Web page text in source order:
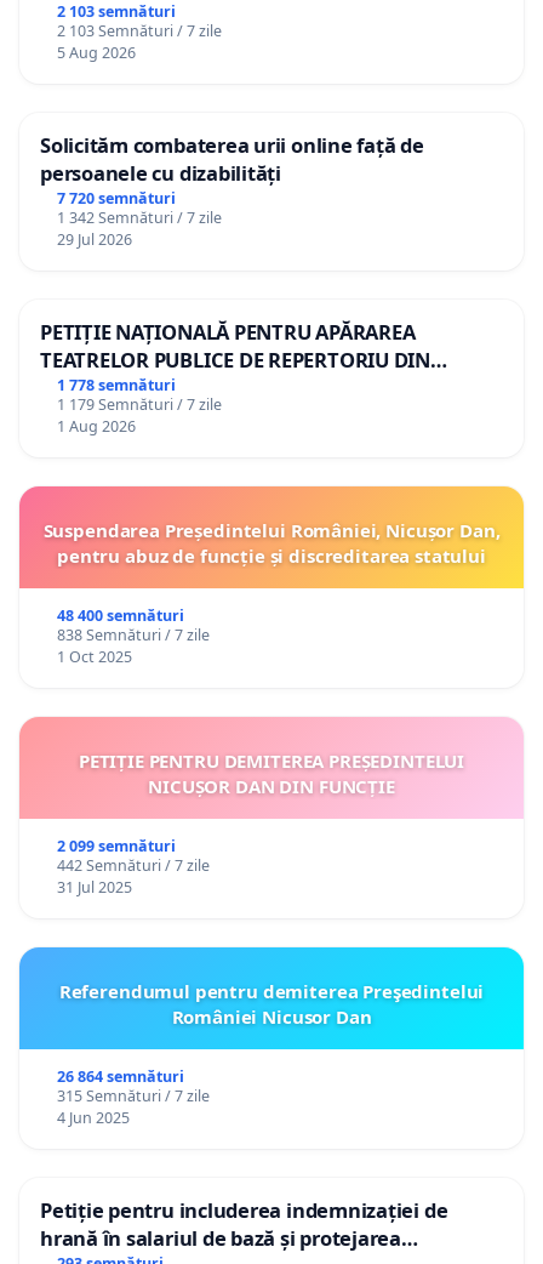
2 103 semnături
2 103 Semnături / 7 zile
5 Aug 2026
Solicităm combaterea urii online față de
persoanele cu dizabilități
7 720 semnături
1 342 Semnături / 7 zile
29 Jul 2026
PETIȚIE NAȚIONALĂ PENTRU APĂRAREA
TEATRELOR PUBLICE DE REPERTORIU DIN
ROMÂNIA
1 778 semnături
1 179 Semnături / 7 zile
1 Aug 2026
Suspendarea Președintelui României, Nicușor Dan,
pentru abuz de funcție și discreditarea statului
48 400 semnături
838 Semnături / 7 zile
1 Oct 2025
PETIȚIE PENTRU DEMITEREA PREȘEDINTELUI
NICUȘOR DAN DIN FUNCȚIE
2 099 semnături
442 Semnături / 7 zile
31 Jul 2025
Referendumul pentru demiterea Preşedintelui
României Nicusor Dan
26 864 semnături
315 Semnături / 7 zile
4 Jun 2025
Petiție pentru includerea indemnizației de
hrană în salariul de bază și protejarea